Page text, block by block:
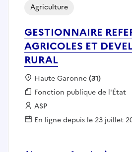
GESTIONNAIRE
AGRICOLES ET
RURAL
Agriculture
Localisation :
Haute Garonne(31)
Fonction publique :
Fonction publique de l'État
Employeur :
ASP
En ligne depuis le 23 juillet